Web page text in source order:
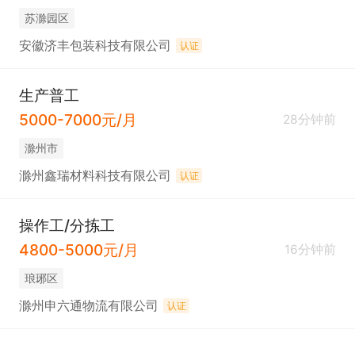
苏滁园区
安徽济丰包装科技有限公司 认证
生产普工
5000-7000元/月
28分钟前
滁州市
滁州鑫瑞材料科技有限公司 认证
操作工/分拣工
4800-5000元/月
16分钟前
琅琊区
滁州申六通物流有限公司 认证